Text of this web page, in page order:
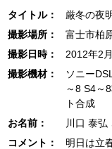
タイトル：
厳冬の夜
撮影場所：
富士市柏
撮影日時：
2012年2
撮影機材：
ソニー
～8 S4～
ト合成
お名前：
川口 泰弘
コメント：
明日は立